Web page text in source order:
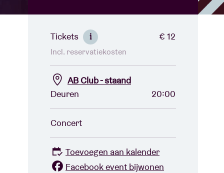
Tickets i € 12
Incl. reservatiekosten
AB Club - staand
Deuren
20:00
Concert
Toevoegen aan kalender
Facebook event bijwonen